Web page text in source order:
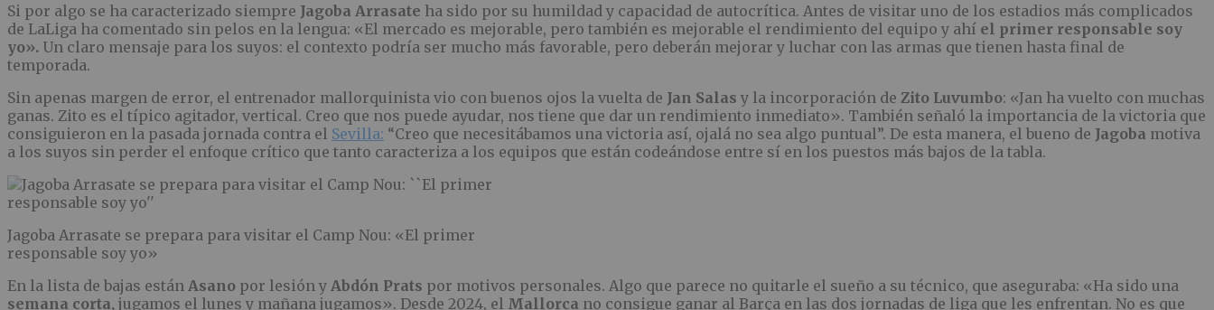
Si por algo se ha caracterizado siempre Jagoba Arrasate ha sido por su humildad y capacidad de autocrítica. Antes de visitar uno de los estadios más complicados
de LaLiga ha comentado sin pelos en la lengua: «El mercado es mejorable, pero también es mejorable el rendimiento del equipo y ahí el primer responsable soy
yo». Un claro mensaje para los suyos: el contexto podría ser mucho más favorable, pero deberán mejorar y luchar con las armas que tienen hasta final de
temporada.
Sin apenas margen de error, el entrenador mallorquinista vio con buenos ojos la vuelta de Jan Salas y la incorporación de Zito Luvumbo: «Jan ha vuelto con muchas
ganas. Zito es el típico agitador, vertical. Creo que nos puede ayudar, nos tiene que dar un rendimiento inmediato». También señaló la importancia de la victoria que
consiguieron en la pasada jornada contra el Sevilla: “Creo que necesitábamos una victoria así, ojalá no sea algo puntual”. De esta manera, el bueno de Jagoba motiva
a los suyos sin perder el enfoque crítico que tanto caracteriza a los equipos que están codeándose entre sí en los puestos más bajos de la tabla.
Jagoba Arrasate se prepara para visitar el Camp Nou: «El primer
responsable soy yo»
En la lista de bajas están Asano por lesión y Abdón Prats por motivos personales. Algo que parece no quitarle el sueño a su técnico, que aseguraba: «Ha sido una
semana corta, jugamos el lunes y mañana jugamos». Desde 2024, el Mallorca no consigue ganar al Barça en las dos jornadas de liga que les enfrentan. No es que